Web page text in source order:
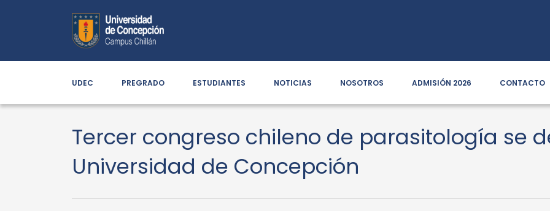
UDEC PREGRADO ESTUDIANTES NOTICIAS NOSOTROS ADMISIÓN 2026 CONTACTO
Tercer congreso chileno de parasitología se
Universidad de Concepción